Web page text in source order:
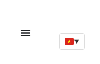
▼